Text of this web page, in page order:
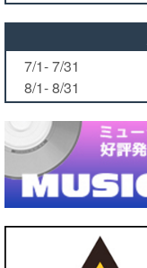
7/1- 7/31
8/1- 8/31